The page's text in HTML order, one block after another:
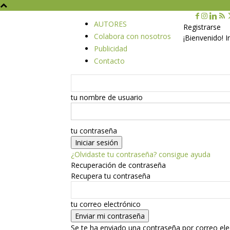
AUTORES
Colabora con nosotros
Publicidad
Contacto
Registrarse
¡Bienvenido!
tu nombre de usuario
tu contraseña
¿Olvidaste tu contraseña? consigue ayuda
Recuperación de contraseña
Recupera tu contraseña
tu correo electrónico
Se te ha enviado una contraseña por correo